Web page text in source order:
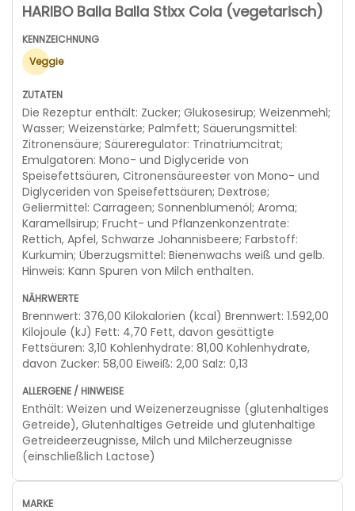
HARIBO Balla Balla Stixx Cola (vegetarisch)
Veggie
Die Rezeptur enthält: Zucker; Glukosesirup; Weizenmehl;
Wasser; Weizenstärke; Palmfett; Säuerungsmittel:
Zitronensäure; Säureregulator: Trinatriumcitrat;
Emulgatoren: Mono- und Diglyceride von
Speisefettsäuren, Citronensäureester von Mono- und
Diglyceriden von Speisefettsäuren; Dextrose;
Geliermittel: Carrageen; Sonnenblumenöl; Aroma;
Karamellsirup; Frucht- und Pflanzenkonzentrate:
Rettich, Apfel, Schwarze Johannisbeere; Farbstoff:
Kurkumin; Überzugsmittel: Bienenwachs weiß und gelb.
Hinweis: Kann Spuren von Milch enthalten.
Brennwert: 376,00 Kilokalorien (kcal) Brennwert: 1.592,00
Kilojoule (kJ) Fett: 4,70 Fett, davon gesättigte
Fettsäuren: 3,10 Kohlenhydrate: 81,00 Kohlenhydrate,
davon Zucker: 58,00 Eiweiß: 2,00 Salz: 0,13
Enthält: Weizen und Weizenerzeugnisse (glutenhaltiges
Getreide), Glutenhaltiges Getreide und glutenhaltige
Getreideerzeugnisse, Milch und Milcherzeugnisse
(einschließlich Lactose)